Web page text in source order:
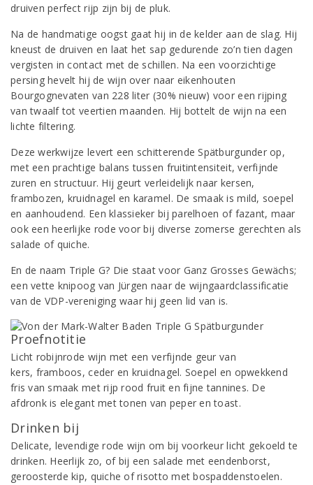
druiven perfect rijp zijn bij de pluk.
Na de handmatige oogst gaat hij in de kelder aan de slag. Hij
kneust de druiven en laat het sap gedurende zo’n tien dagen
vergisten in contact met de schillen. Na een voorzichtige
persing hevelt hij de wijn over naar eikenhouten
Bourgognevaten van 228 liter (30% nieuw) voor een rijping
van twaalf tot veertien maanden. Hij bottelt de wijn na een
lichte filtering.
Deze werkwijze levert een schitterende Spätburgunder op,
met een prachtige balans tussen fruitintensiteit, verfijnde
zuren en structuur. Hij geurt verleidelijk naar kersen,
frambozen, kruidnagel en karamel. De smaak is mild, soepel
en aanhoudend. Een klassieker bij parelhoen of fazant, maar
ook een heerlijke rode voor bij diverse zomerse gerechten als
salade of quiche.
En de naam Triple G? Die staat voor Ganz Grosses Gewächs;
een vette knipoog van Jürgen naar de wijngaardclassificatie
van de VDP-vereniging waar hij geen lid van is.
Proefnotitie
Licht robijnrode wijn met een verfijnde geur van
kers, framboos, ceder en kruidnagel. Soepel en opwekkend
fris van smaak met rijp rood fruit en fijne tannines. De
afdronk is elegant met tonen van peper en toast.
Drinken bij
Delicate, levendige rode wijn om bij voorkeur licht gekoeld te
drinken. Heerlijk zo, of bij een salade met eendenborst,
geroosterde kip, quiche of risotto met bospaddenstoelen.